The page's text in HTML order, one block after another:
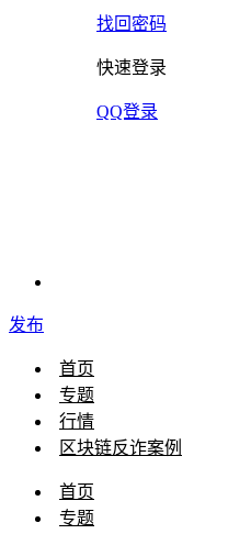
找回密码
快速登录
QQ登录
发布
首页
专题
行情
区块链反诈案例
首页
专题